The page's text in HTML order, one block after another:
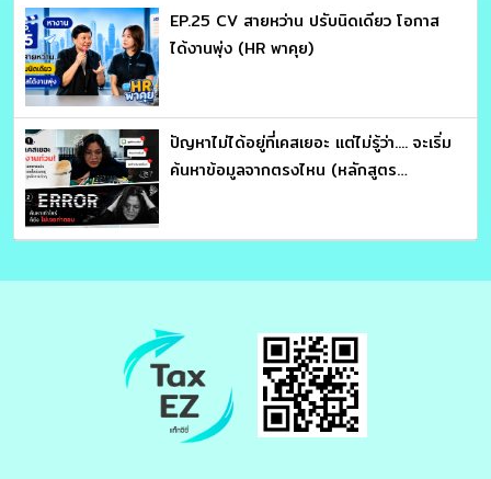
EP.25 CV สายหว่าน ปรับนิดเดียว โอกาส
ได้งานพุ่ง (HR พาคุย)
ปัญหาไม่ได้อยู่ที่เคสเยอะ แต่ไม่รู้ว่า.... จะเริ่ม
ค้นหาข้อมูลจากตรงไหน (หลักสูตร